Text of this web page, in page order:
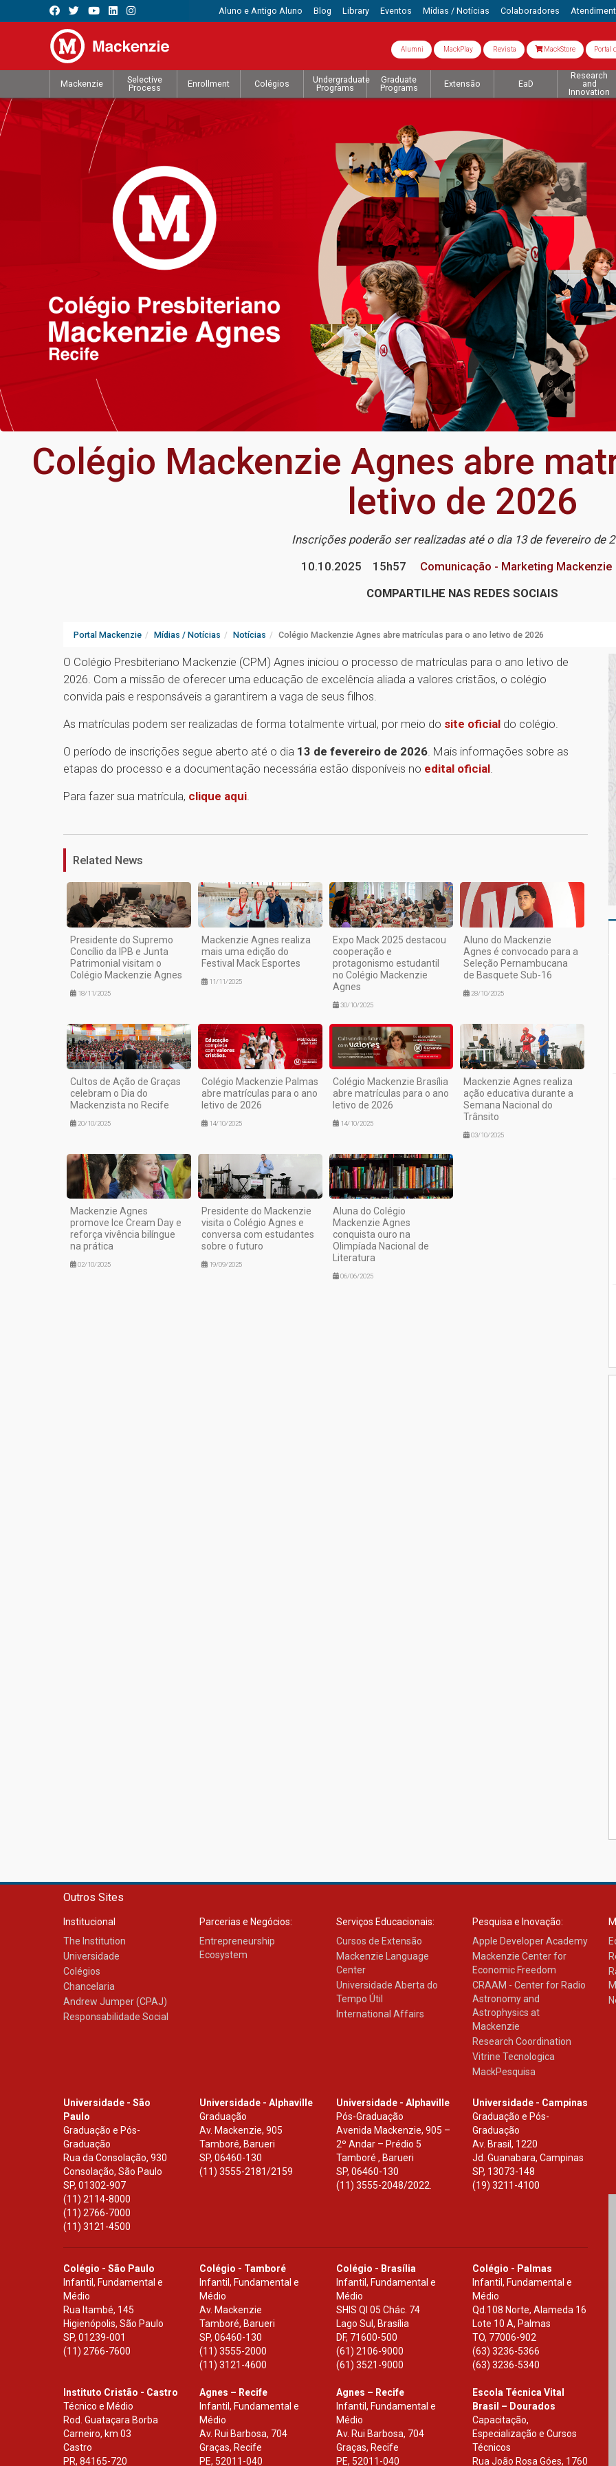
Aluno e Antigo Aluno Blog Library Eventos Mídias / Notícias Colaboradores
Alumni MackPlay Revista MackStore Portal
Mackenzie
Selective
Process
Enrollment Colégios
Undergraduate
Programs
Graduate
Programs
Extensão EaD
Research
and
Innovation
Colégio Mackenzie Agnes abre
letivo de 2026
Inscrições poderão ser realizadas até o dia 13 de fevereiro de
10.10.2025
15h57
Comunicação - Marketing Mackenzie
COMPARTILHE NAS REDES SOCIAIS
Portal Mackenzie Mídias / Notícias Notícias Colégio Mackenzie Agnes abre matrículas para o ano letivo de 2026
O Colégio Presbiteriano Mackenzie (CPM) Agnes iniciou o processo de matrículas para o ano letivo de
2026. Com a missão de oferecer uma educação de excelência aliada a valores cristãos, o colégio
convida pais e responsáveis a garantirem a vaga de seus filhos.
As matrículas podem ser realizadas de forma totalmente virtual, por meio do site oficial do colégio.
O período de inscrições segue aberto até o dia 13 de fevereiro de 2026. Mais informações sobre as
etapas do processo e a documentação necessária estão disponíveis no edital oficial.
Para fazer sua matrícula, clique aqui.
Related News
Presidente do Supremo
Concílio da IPB e Junta
Patrimonial visitam o
Colégio Mackenzie Agnes
18/11/2025
Mackenzie Agnes realiza
mais uma edição do
Festival Mack Esportes
11/11/2025
Expo Mack 2025 destacou
cooperação e
protagonismo estudantil
no Colégio Mackenzie
Agnes
30/10/2025
Aluno do Mackenzie
Agnes é convocado para a
Seleção Pernambucana
de Basquete Sub-16
28/10/2025
Cultos de Ação de Graças
celebram o Dia do
Mackenzista no Recife
20/10/2025
Colégio Mackenzie Palmas
abre matrículas para o ano
letivo de 2026
14/10/2025
Colégio Mackenzie Brasília
abre matrículas para o ano
letivo de 2026
14/10/2025
Mackenzie Agnes realiza
ação educativa durante a
Semana Nacional do
Trânsito
03/10/2025
Mackenzie Agnes
promove Ice Cream Day e
reforça vivência bilíngue
na prática
02/10/2025
Presidente do Mackenzie
visita o Colégio Agnes e
conversa com estudantes
sobre o futuro
19/09/2025
Aluna do Colégio
Mackenzie Agnes
conquista ouro na
Olimpíada Nacional de
Literatura
06/06/2025
Outros Sites
Institucional
The Institution
Universidade
Colégios
Chancelaria
Andrew Jumper (CPAJ)
Responsabilidade Social
Parcerias e Negócios:
Entrepreneurship
Ecosystem
Serviços Educacionais:
Cursos de Extensão
Mackenzie Language
Center
Universidade Aberta do
Tempo Útil
International Affairs
Pesquisa e Inovação:
Apple Developer Academy
Mackenzie Center for
Economic Freedom
CRAAM - Center for Radio
Astronomy and
Astrophysics at
Mackenzie
Research Coordination
Vitrine Tecnologica
MackPesquisa
Universidade - São
Paulo
Graduação e Pós-
Graduação
Rua da Consolação, 930
Consolação, São Paulo
SP, 01302-907
(11) 2114-8000
(11) 2766-7000
(11) 3121-4500
Universidade - Alphaville
Graduação
Av. Mackenzie, 905
Tamboré, Barueri
SP,06460-130
(11) 3555-2181/2159
Universidade - Alphaville
Pós-Graduação
Avenida Mackenzie, 905 –
2º Andar – Prédio 5
Tamboré , Barueri
SP, 06460-130
(11) 3555-2048/2022.
Universidade - Campinas
Graduação e Pós-
Graduação
Av. Brasil, 1220
Jd. Guanabara, Campinas
SP, 13073-148
(19) 3211-4100
Colégio - São Paulo
Infantil, Fundamental e
Médio
Rua Itambé, 145
Higienópolis, São Paulo
SP, 01239-001
(11) 2766-7600
Colégio - Tamboré
Infantil, Fundamental e
Médio
Av. Mackenzie
Tamboré, Barueri
SP,06460-130
(11) 3555-2000
(11) 3121-4600
Colégio - Brasília
Infantil, Fundamental e
Médio
SHIS Ql 05 Chác. 74
Lago Sul, Brasília
DF, 71600-500
(61) 2106-9000
(61) 3521-9000
Colégio - Palmas
Infantil, Fundamental e
Médio
Qd.108 Norte, Alameda 16
Lote 10 A, Palmas
TO, 77006-902
(63) 3236-5366
(63) 3236-5340
Instituto Cristão - Castro
Técnico e Médio
Rod. Guataçara Borba
Carneiro, km 03
Castro
PR, 84165-720
Agnes – Recife
Infantil, Fundamental e
Médio
Av. Rui Barbosa, 704
Graças, Recife
PE, 52011-040
Agnes – Recife
Infantil, Fundamental e
Médio
Av. Rui Barbosa, 704
Graças, Recife
PE, 52011-040
Escola Técnica Vital
Brasil – Dourados
Capacitação,
Especialização e Cursos
Técnicos
Rua João Rosa Góes, 1760